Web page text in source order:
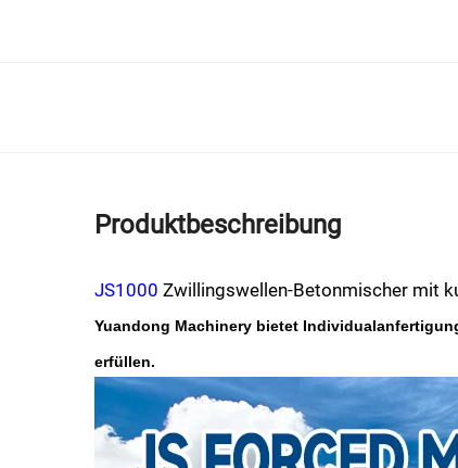
Produktbeschreibung
JS1000 Zwillingswellen-Betonmischer mit
Yuandong Machinery bietet
erfüllen.